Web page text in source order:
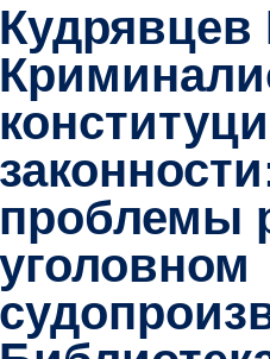
проблемы
уголовном